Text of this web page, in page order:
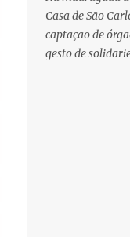
informações
dos feridos.
Santa
Casa de São
captação de
gesto de